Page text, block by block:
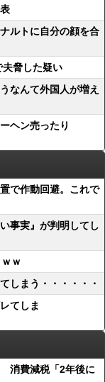
ルトに自分の顔を合
夫脅した疑い
なんて外国人が増え
ヘン売ったり
で作動回避。これで
事実』が判明してし
ｗ
しまう・・・・・・
てしま
消費減税「2年後に